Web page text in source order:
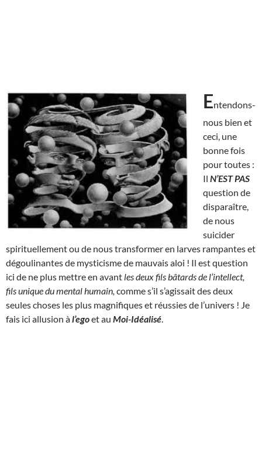
Entendons-
nous bien et
ceci, une
bonne fois
pour toutes :
Il N’EST PAS
question de
disparaître,
de nous
suicider
spirituellement ou de nous transformer en larves rampantes et
dégoulinantes de mysticisme de mauvais aloi ! Il est question
ici de ne plus mettre en avant les deux fils bâtards de l’intellect,
fils unique du mental humain, comme s’il s’agissait des deux
seules choses les plus magnifiques et réussies de l’univers ! Je
fais ici allusion àl’egoet au Moi-Idéalisé